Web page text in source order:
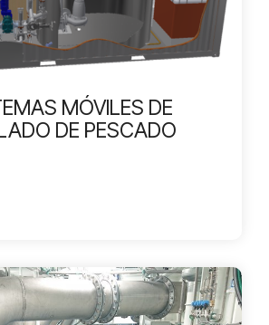
MÓVILES DE
DE PESCADO